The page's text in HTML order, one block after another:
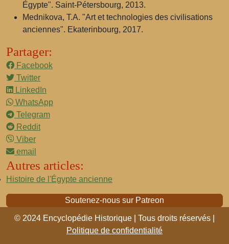
Égypte". Saint-Pétersbourg, 2013.
Mednikova, T.A. "Art et technologies des civilisations
anciennes". Ekaterinbourg, 2017.
Partager:
Facebook
Twitter
LinkedIn
WhatsApp
Telegram
Reddit
Viber
email
Autres articles:
Histoire de l'Égypte ancienne
Soutenez-nous sur Patreon
© 2024 Encyclopédie Historique | Tous droits réservés |
Politique de confidentialité